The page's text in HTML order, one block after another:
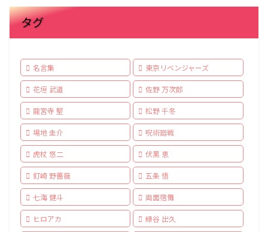
タグ
名言集 東京リベンジャーズ
花垣 武道 佐野 万次郎
龍宮寺 堅 松野 千冬
場地 圭介 呪術廻戦
虎杖 悠二 伏黒 恵
釘崎 野薔薇 五条 悟
七海 健斗 両面宿儺
ヒロアカ 緑谷 出久